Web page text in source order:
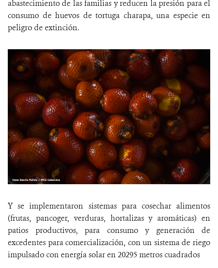
abastecimiento de las familias y reducen la presión para el
consumo de huevos de tortuga charapa, una especie en
peligro de extinción.
Y se implementaron sistemas para cosechar alimentos
(frutas, pancoger, verduras, hortalizas y aromáticas) en
patios productivos, para consumo y generación de
excedentes para comercialización, con un sistema de riego
impulsado con energía solar en 20295 metros cuadrados